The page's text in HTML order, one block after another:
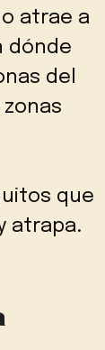
atrae a
dónde
del
que
atrapa.